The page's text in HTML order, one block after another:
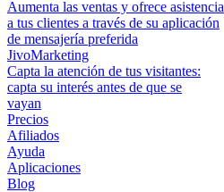
Aumenta las ventas y ofrece asistencia
a tus clientes a través de su aplicación
de mensajería preferida
JivoMarketing
Capta la atención de tus visitantes:
capta su interés antes de que se
vayan
Precios
Afiliados
Ayuda
Aplicaciones
Blog